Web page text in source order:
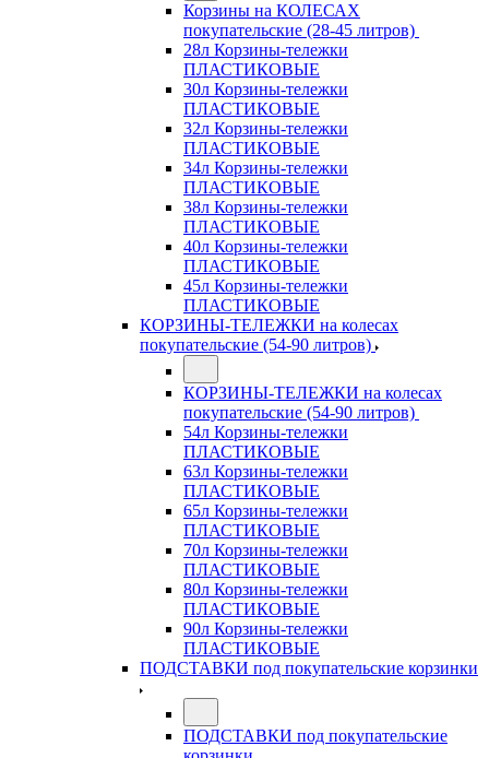
Корзины на КОЛЕСАХ
покупательские (28-45 литров)
28л Корзины-тележки
ПЛАСТИКОВЫЕ
30л Корзины-тележки
ПЛАСТИКОВЫЕ
32л Корзины-тележки
ПЛАСТИКОВЫЕ
34л Корзины-тележки
ПЛАСТИКОВЫЕ
38л Корзины-тележки
ПЛАСТИКОВЫЕ
40л Корзины-тележки
ПЛАСТИКОВЫЕ
45л Корзины-тележки
ПЛАСТИКОВЫЕ
КОРЗИНЫ-ТЕЛЕЖКИ на колесах
покупательские (54-90 литров)
КОРЗИНЫ-ТЕЛЕЖКИ на колесах
покупательские (54-90 литров)
54л Корзины-тележки
ПЛАСТИКОВЫЕ
63л Корзины-тележки
ПЛАСТИКОВЫЕ
65л Корзины-тележки
ПЛАСТИКОВЫЕ
70л Корзины-тележки
ПЛАСТИКОВЫЕ
80л Корзины-тележки
ПЛАСТИКОВЫЕ
90л Корзины-тележки
ПЛАСТИКОВЫЕ
ПОДСТАВКИ под покупательские корзинки
ПОДСТАВКИ под покупательские